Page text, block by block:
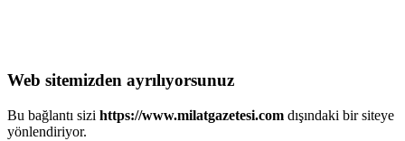
Web sitemizden ayrılıyorsunuz
Bu bağlantı sizi https://www.milatgazetesi.com dışındaki bir siteye
yönlendiriyor.